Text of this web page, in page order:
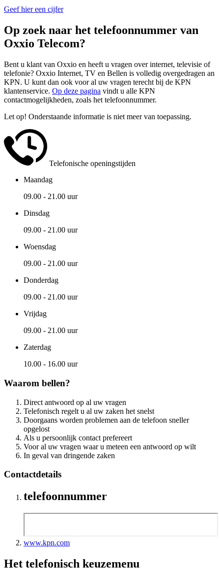
Geef hier een cijfer
Op zoek naar het telefoonnummer van
Oxxio Telecom?
Bent u klant van Oxxio en heeft u vragen over internet, televisie of
telefonie? Oxxio Internet, TV en Bellen is volledig overgedragen an
KPN. U kunt dan ook voor al uw vragen terecht bij de KPN
klantenservice. Op deze pagina vindt u alle KPN
contactmogelijkheden, zoals het telefoonnummer.
Let op! Onderstaande informatie is niet meer van toepassing.
Telefonische openingstijden
Maandag
09.00 - 21.00 uur
Dinsdag
09.00 - 21.00 uur
Woensdag
09.00 - 21.00 uur
Donderdag
09.00 - 21.00 uur
Vrijdag
09.00 - 21.00 uur
Zaterdag
10.00 - 16.00 uur
Waarom bellen?
Direct antwoord op al uw vragen
Telefonisch regelt u al uw zaken het snelst
Doorgaans worden problemen aan de telefoon sneller
opgelost
Als u persoonlijk contact prefereert
Voor al uw vragen waar u meteen een antwoord op wilt
In geval van dringende zaken
Contactdetails
telefoonnummer
www.kpn.com
Het telefonisch keuzemenu